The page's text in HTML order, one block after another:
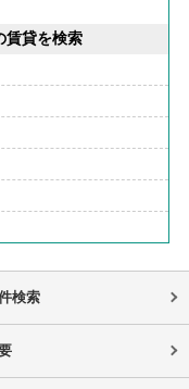
賃貸を検索
検索